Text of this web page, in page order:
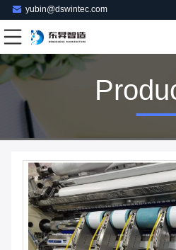
yubin@dswintec.com